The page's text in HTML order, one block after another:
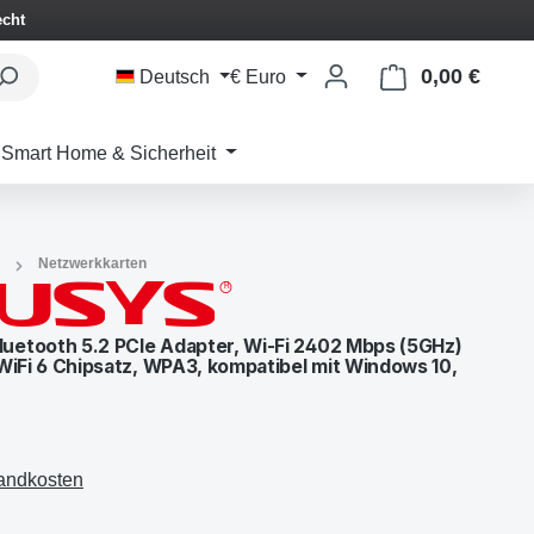
Deutsch € Euro 0,00 €
Smart Home & Sicherheit
Netzwerkkarten
5.2 PCIe Adapter, Wi-Fi 2402 Mbps (5GHz)
6 Chipsatz, WPA3, kompatibel mit Windows 10,